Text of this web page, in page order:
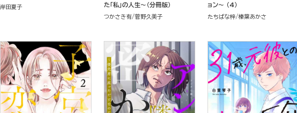
岸田夏子
た「私」の人生～（分冊版）
つかさき有 菅野久美子
ョン～ （4）
たちばな梓 榛葉あかさ